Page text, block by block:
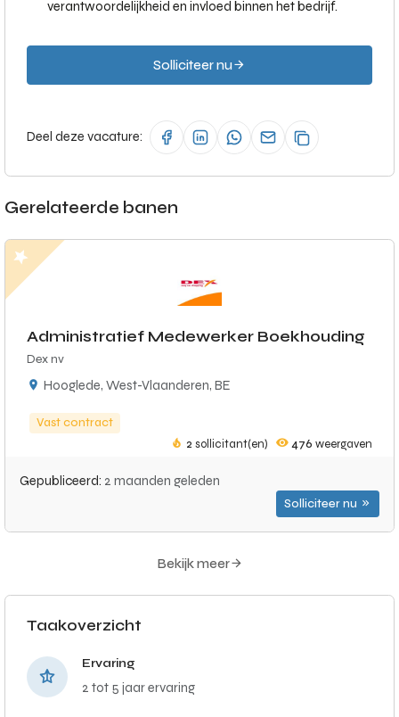
verantwoordelijkheid en invloed binnen het bedrijf.
Solliciteer nu
Deel deze vacature:
Gerelateerde banen
Administratief Medewerker Boekhouding
Dex nv
Hooglede, West-Vlaanderen, BE
Vast contract
2 sollicitant(en) 476 weergaven
Gepubliceerd: 2 maanden geleden
Solliciteer nu
Bekijk meer
Taakoverzicht
Ervaring
2 tot 5 jaar ervaring